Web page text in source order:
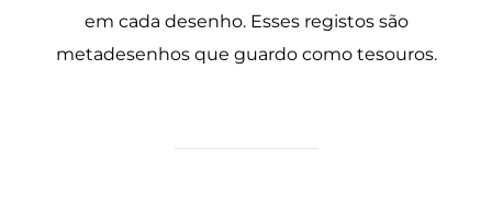
em cada desenho. Esses registos são
metadesenhos que guardo como tesouros.